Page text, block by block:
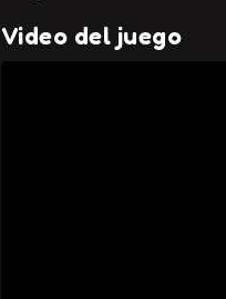
Video del juego